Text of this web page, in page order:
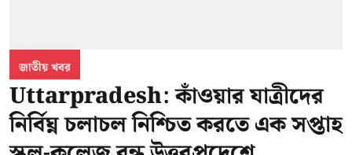
জাতীয় খবর
Uttarpradesh: কাঁওয়ার যাত্রীদের
নির্বিঘ্ন চলাচল নিশ্চিত করতে এক সপ্তাহ